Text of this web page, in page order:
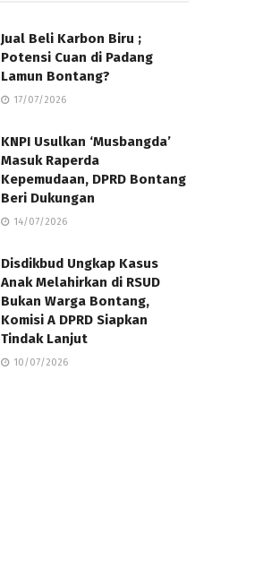
Jual Beli Karbon Biru ;
Potensi Cuan di Padang
Lamun Bontang?
17/07/2026
KNPI Usulkan ‘Musbangda’
Masuk Raperda
Kepemudaan, DPRD Bontang
Beri Dukungan
14/07/2026
Disdikbud Ungkap Kasus
Anak Melahirkan di RSUD
Bukan Warga Bontang,
Komisi A DPRD Siapkan
Tindak Lanjut
10/07/2026